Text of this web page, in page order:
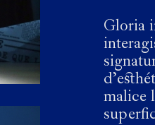
Gloria
malice